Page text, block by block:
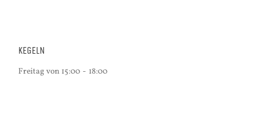
KEGELN
Freitag von 15:00 - 18:00